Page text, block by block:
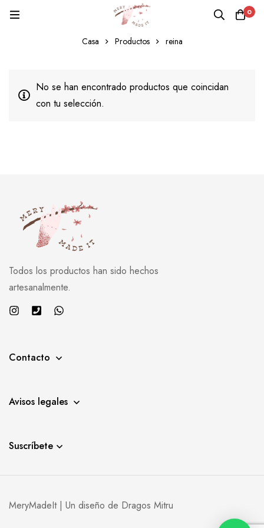
0
reina
Casa Productos reina
No se han encontrado productos que coincidan
con tu selección.
Todos los productos han sido hechos
artesanalmente.
Contacto
Avisos legales
Suscríbete
MeryMadeIt | Un diseño de Dragos Mitru